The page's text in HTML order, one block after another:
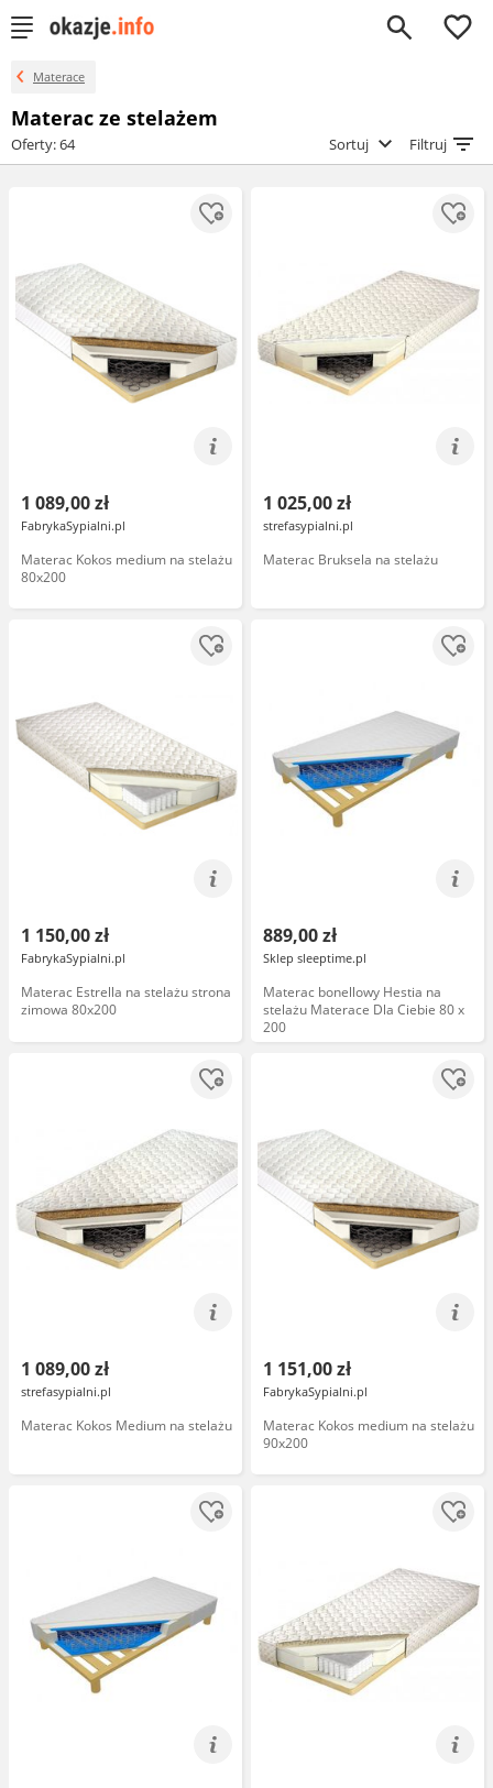
0
Materace
Materac ze stelażem
Oferty: 64 Sortuj Filtruj
1 089,00 zł
FabrykaSypialni.pl
Materac Kokos medium na stelażu
80x200
1 025,00 zł
strefasypialni.pl
Materac Bruksela na stelażu
1 150,00 zł
FabrykaSypialni.pl
Materac Estrella na stelażu strona
zimowa 80x200
889,00 zł
Sklep sleeptime.pl
Materac bonellowy Hestia na
stelażu Materace Dla Ciebie 80 x
200
1 089,00 zł
strefasypialni.pl
Materac Kokos Medium na stelażu
1 151,00 zł
FabrykaSypialni.pl
Materac Kokos medium na stelażu
90x200